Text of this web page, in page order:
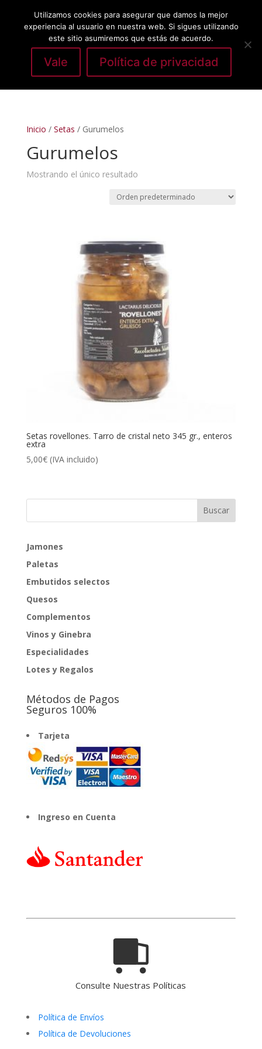
Seleccionar página
Inicio / Setas / Gurumelos
Gurumelos
Mostrando el único resultado
Setas rovellones. Tarro de cristal neto 345 gr., enteros
extra
5,00€ (IVA incluido)
Jamones
Paletas
Embutidos selectos
Quesos
Complementos
Vinos y Ginebra
Especialidades
Lotes y Regalos
Métodos de Pagos
Seguros 100%
Tarjeta
Ingreso en Cuenta
Consulte Nuestras Políticas
Política de Envíos
Política de Devoluciones
Utilizamos cookies para asegurar que damos la mejor
experiencia al usuario en nuestra web. Si sigues utilizando
este sitio asumiremos que estás de acuerdo.
Vale Política de privacidad